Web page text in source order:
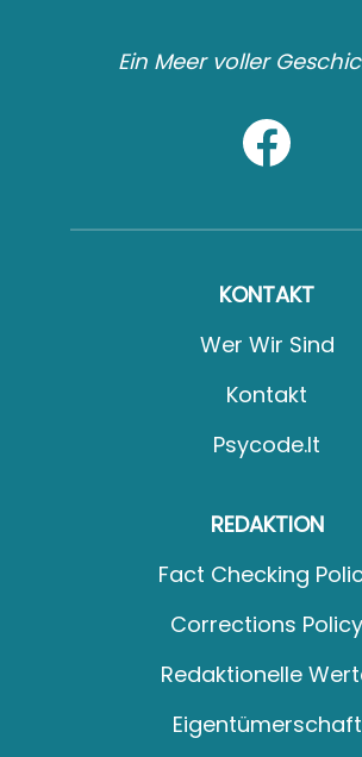
Ein Meer voller
KONTAKT
Wer Wir Sind
Kontakt
Psycode.it
REDAKTION
Fact Checking
Corrections Policy
Redaktionelle
Eigentümerschaft